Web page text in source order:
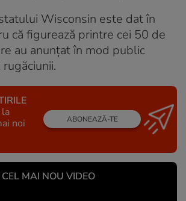
Wisconsin este dat în
că figurează printre cei 50 de
au anunţat în mod public
noi
ABONEAZĂ-TE
MAI NOU VIDEO